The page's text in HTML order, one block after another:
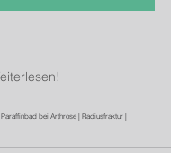
bei Arthrose | Radiusfraktur |